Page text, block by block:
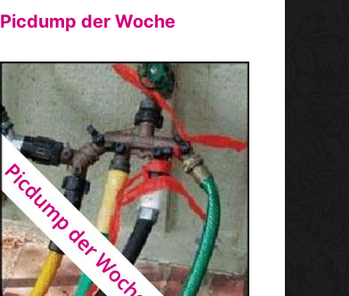
Picdump der Woche